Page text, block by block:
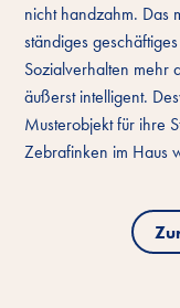
nicht handzahm. Das
ständiges
Sozialverhalten mehr
äußerst intelligent.
Musterobjekt für ihre
Zebrafinken im Haus